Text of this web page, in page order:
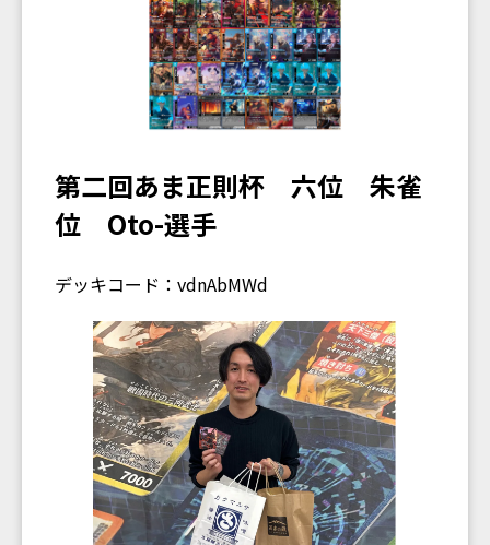
第二回あま正則杯 六位 朱雀
位 Oto-選手
デッキコード：vdnAbMWd